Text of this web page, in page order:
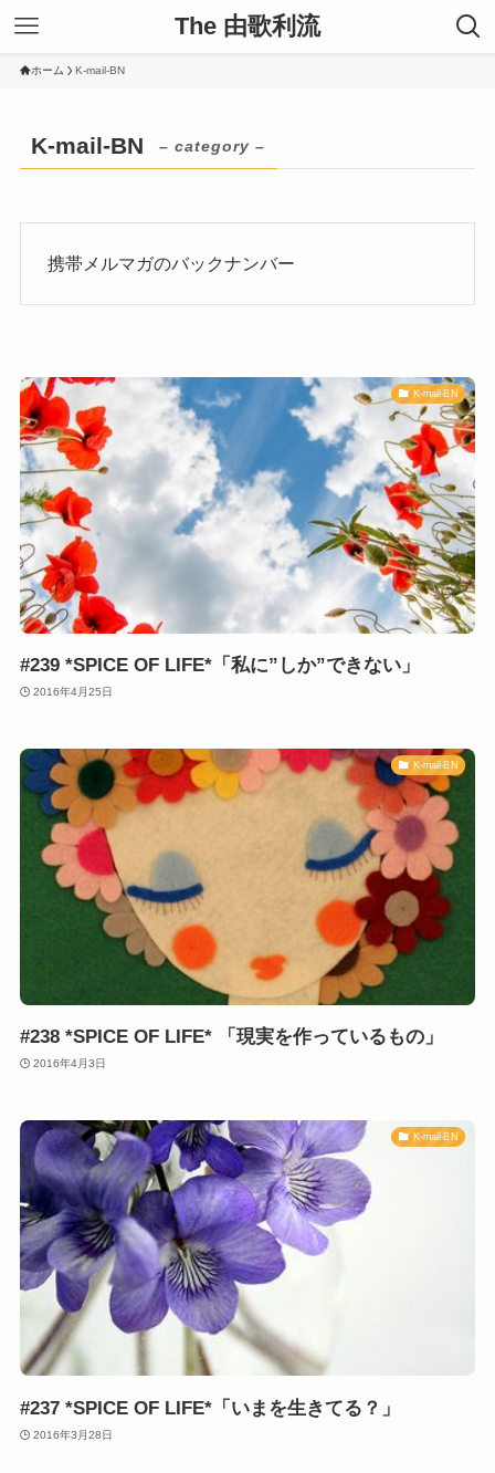
The 由歌利流
ホーム K-mail-BN
K-mail-BN – category –
携帯メルマガのバックナンバー
K-mail-BN
#239 *SPICE OF LIFE*「私に”しか”できない」
2016年4月25日
K-mail-BN
#238 *SPICE OF LIFE* 「現実を作っているもの」
2016年4月3日
K-mail-BN
#237 *SPICE OF LIFE*「いまを生きてる？」
2016年3月28日